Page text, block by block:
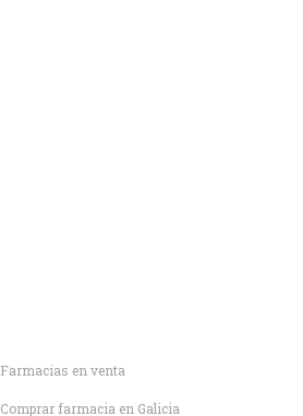
Farmacias en venta
Comprar farmacia en Galicia